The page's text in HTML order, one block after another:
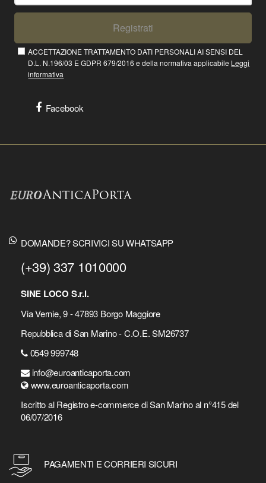
Registrati
ACCETTAZIONE TRATTAMENTO DATI PERSONALI AI SENSI DEL
D.L. N.196/03 E GDPR 679/2016 e della normativa applicabile Leggi
informativa
Facebook
DOMANDE? SCRIVICI SU WHATSAPP
(+39) 337 1010000
SINE LOCO S.r.l.
Via Vernie, 9 - 47893 Borgo Maggiore
Repubblica di San Marino - C.O.E. SM26737
0549 999748
info@euroanticaporta.com
www.euroanticaporta.com
Iscritto al Registro e-commerce di San Marino al n°415 del
06/07/2016
PAGAMENTI E CORRIERI SICURI